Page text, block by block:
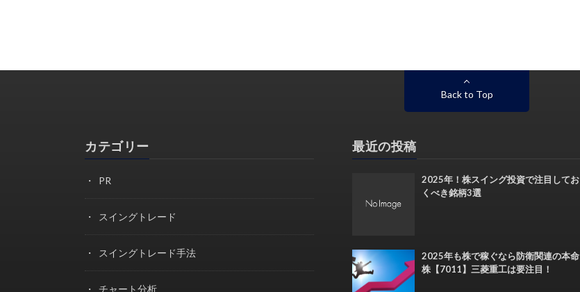
Back to Top
カテゴリー
PR
スイングトレード
スイングトレード手法
チャート分析
最近の投稿
2025年！株スイング投資で注目してお
くべき銘柄3選
2025年も株で稼ぐなら防衛関連の本命
株【7011】三菱重工は要注目！